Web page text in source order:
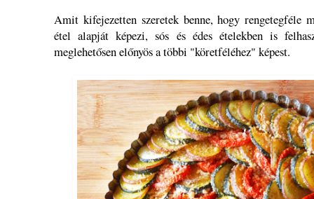
Amit kifejezetten szeretek benne, hogy rengetegféle
étel alapját képezi, sós és édes ételekben is
meglehetősen előnyös a többi "köretféléhez" képest.